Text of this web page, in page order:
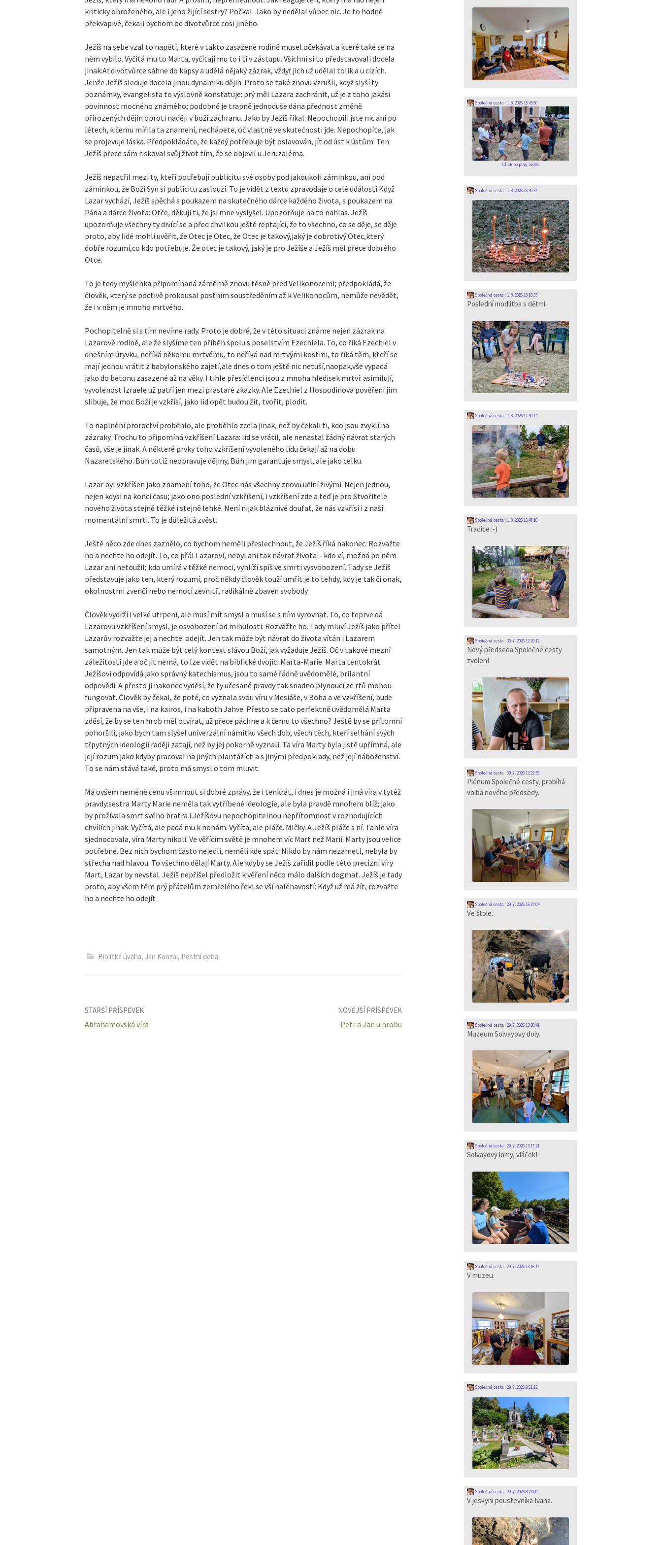
kriticky ohroženého, ale i jeho žijící sestry? Počkal. Jako by nedělal vůbec nic. Je to hodně
překvapivé, čekali bychom od divotvůrce cosi jiného.
Ježíš na sebe vzal to napětí, které v takto zasažené rodině musel očekávat a které také se na
něm vybilo. Vyčítá mu to Marta, vyčítají mu to i ti v zástupu. Všichni si to představovali docela
jinak:Ať divotvůrce sáhne do kapsy a udělá nějaký zázrak, vždyť jich už udělal tolik a u cizích.
Jenže Ježíš sleduje docela jinou dynamiku dějin. Proto se také znovu vzrušil, když slyší ty
poznámky, evangelista to výslovně konstatuje: prý měl Lazara zachránit, už je z toho jakási
povinnost mocného známého; podobně je trapně jednoduše dána přednost změně
přirozených dějin oproti naději v boží záchranu. Jako by Ježíš říkal: Nepochopili jste nic ani po
létech, k čemu mířila ta znamení, nechápete, oč vlastně ve skutečnosti jde. Nepochopíte, jak
se projevuje láska. Předpokládáte, že každý potřebuje být oslavován, jít od úst k ústům. Ten
Ježíš přece sám riskoval svůj život tím, že se objevil u Jeruzaléma.
Ježíš nepatřil mezi ty, kteří potřebují publicitu své osoby pod jakoukoli záminkou, ani pod
záminkou, že Boží Syn si publicitu zaslouží. To je vidět z textu zpravodaje o celé události:Když
Lazar vychází, Ježíš spěchá s poukazem na skutečného dárce každého života, s poukazem na
Pána a dárce života: Otče, děkuji ti, že jsi mne vyslyšel. Upozorňuje na to nahlas. Ježíš
upozorňuje všechny ty divící se a před chvilkou ještě reptající, že to všechno, co se děje, se děje
proto, aby lidé mohli uvěřit, že Otec je Otec, že Otec je takový,jaký je:dobrotivý Otec,který
dobře rozumí,co kdo potřebuje. Že otec je takový, jaký je pro Ježíše a Ježíš měl přece dobrého
Otce.
To je tedy myšlenka připomínaná záměrně znovu těsně před Velikonocemi; předpokládá, že
člověk, který se poctivě prokousal postním soustředěním až k Velikonocům, nemůže nevědět,
že i v něm je mnoho mrtvého.
Pochopitelně si s tím nevíme rady. Proto je dobré, že v této situaci známe nejen zázrak na
Lazarově rodině, ale že slyšíme ten příběh spolu s poselstvím Ezechiela. To, co říká Ezechiel v
dnešním úryvku, neříká někomu mrtvému, to neříká nad mrtvými kostmi, to říká těm, kteří se
mají jednou vrátit z babylonského zajetí,ale dnes o tom ještě nic netuší,naopak,vše vypadá
jako do betonu zasazené až na věky. I tihle přesídlenci jsou z mnoha hledisek mrtví: asimilují,
vyvolenost Izraele už patří jen mezi prastaré zkazky. Ale Ezechiel z Hospodinova pověření jim
slibuje, že moc Boží je vzkřísí, jako lid opět budou žít, tvořit, plodit.
To naplnění proroctví proběhlo, ale proběhlo zcela jinak, než by čekali ti, kdo jsou zvyklí na
zázraky. Trochu to připomíná vzkříšení Lazara: lid se vrátil, ale nenastal žádný návrat starých
časů, vše je jinak. A některé prvky toho vzkříšení vyvoleného lidu čekají až na dobu
Nazaretského. Bůh totiž neopravuje dějiny, Bůh jim garantuje smysl, ale jako celku.
Lazar byl vzkříšen jako znamení toho, že Otec nás všechny znovu učiní živými. Nejen jednou,
nejen kdysi na konci času; jako ono poslední vzkříšení, i vzkříšení zde a teď je pro Stvořitele
nového života stejně těžké i stejně lehké. Není nijak bláznivé doufat, že nás vzkřísí i z naší
momentální smrti. To je důležitá zvěst.
Ještě něco zde dnes zaznělo, co bychom neměli přeslechnout, že Ježíš říká nakonec: Rozvažte
ho a nechte ho odejít. To, co přál Lazarovi, nebyl ani tak návrat života – kdo ví, možná po něm
Lazar ani netoužil; kdo umírá v těžké nemoci, vyhlíží spíš ve smrti vysvobození. Tady se Ježíš
představuje jako ten, který rozumí, proč někdy člověk touží umřít:je to tehdy, kdy je tak či onak,
okolnostmi zvenčí nebo nemocí zevnitř, radikálně zbaven svobody.
Člověk vydrží i velké utrpení, ale musí mít smysl a musí se s ním vyrovnat. To, co teprve dá
Lazarovu vzkříšení smysl, je osvobození od minulosti: Rozvažte ho. Tady mluví Ježíš jako přítel
Lazarův:rozvažte jej a nechte odejít. Jen tak může být návrat do života vítán i Lazarem
samotným. Jen tak může být celý kontext slávou Boží, jak vyžaduje Ježíš. Oč v takové mezní
záležitosti jde a oč jít nemá, to lze vidět na biblické dvojici Marta-Marie. Marta tentokrát
Ježíšovi odpovídá jako správný katechismus, jsou to samé řádně uvědomělé, brilantní
odpovědi. A přesto ji nakonec vyděsí, že ty učesané pravdy tak snadno plynoucí ze rtů mohou
fungovat. Člověk by čekal, že poté, co vyznala svou víru v Mesiáše, v Boha a ve vzkříšení, bude
připravena na vše, i na kairos, i na kaboth Jahve. Přesto se tato perfektně uvědomělá Marta
zděsí, že by se ten hrob měl otvírat, už přece páchne a k čemu to všechno? Ještě by se přítomní
pohoršili, jako bych tam slyšel univerzální námitku všech dob, všech těch, kteří selhání svých
třpytných ideologií raději zatají, než by jej pokorně vyznali. Ta víra Marty byla jistě upřímná, ale
její rozum jako kdyby pracoval na jiných plantážích a s jinými předpoklady, než její náboženství.
To se nám stává také, proto má smysl o tom mluvit.
Má ovšem neméně cenu všimnout si dobré zprávy, že i tenkrát, i dnes je možná i jiná víra v tytéž
pravdy:sestra Marty Marie neměla tak vytříbené ideologie, ale byla pravdě mnohem blíž; jako
by prožívala smrt svého bratra i Ježíšovu nepochopitelnou nepřítomnost v rozhodujících
chvílích jinak. Vyčítá, ale padá mu k nohám. Vyčítá, ale pláče. Mlčky. A Ježíš pláče s ní. Tahle víra
sjednocovala, víra Marty nikoli. Ve věřícím světě je mnohem víc Mart než Marií. Marty jsou velice
potřebné. Bez nich bychom často nejedli, neměli kde spát. Nikdo by nám nezametl, nebyla by
střecha nad hlavou. To všechno dělají Marty. Ale kdyby se Ježíš zařídil podle této precizní víry
Mart, Lazar by nevstal. Ježíš nepřišel předložit k věření něco málo dalších dogmat. Ježíš je tady
proto, aby všem těm prý přátelům zemřelého řekl se vší naléhavostí: Když už má žít, rozvažte
ho a nechte ho odejít
Biblická úvaha, Jan Konzal, Postní doba
Navigace
pro
STARŠÍ PŘÍSPĚVEK
Abrahamovská víra
NOVĚJŠÍ PŘÍSPĚVEK
Petr a Jan u hrobu
Společná cesta : 1. 8. 2026 18:43:50
Click to play video
Společná cesta : 1. 8. 2026 18:40:37
Společná cesta : 1. 8. 2026 18:18:33
Poslední modlitba s dětmi.
Společná cesta : 1. 8. 2026 17:30:14
Společná cesta : 1. 8. 2026 16:47:10
Tradice :-)
Společná cesta :30. 7. 2026 12:29:12
Nový předseda Společné cesty
zvolen!
Společná cesta :30. 7. 2026 12:22:35
Plénum Společné cesty, probíhá
volba nového předsedy.
Společná cesta :29. 7. 2026 15:27:04
Ve štole.
Společná cesta :29. 7. 2026 13:38:41
Muzeum Solvayovy doly.
Společná cesta :29. 7. 2026 13:17:21
Solvayovy lomy, vláček!
Společná cesta :29. 7. 2026 13:16:17
V muzeu.
Společná cesta :29. 7. 2026 9:51:12
Společná cesta :29. 7. 2026 8:23:00
V jeskyni poustevníka Ivana.